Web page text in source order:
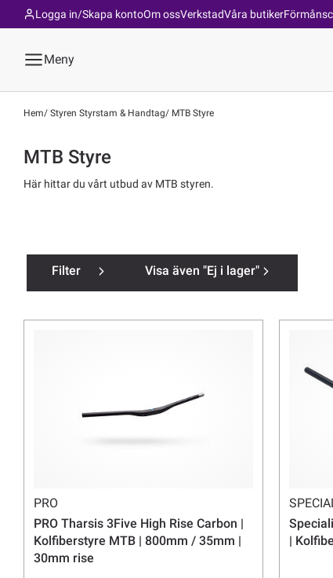
Om ossVerkstadVåra butiker
Logga in/Skapa konto
Meny
Hem Styren Styrstam & Handtag MTB Styre
MTB Styre
Här hittar du vårt utbud av MTB styren.
Filter Visa även "Ej i lager"
PRO
PRO Tharsis 3Five High Rise Carbon |
Kolfiberstyre MTB | 800mm / 35mm |
30mm rise
|